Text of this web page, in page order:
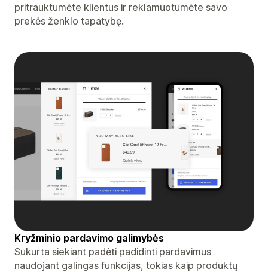
pritrauktumėte klientus ir reklamuotumėte savo
prekės ženklo tapatybę.
Kryžminio pardavimo galimybės
Sukurta siekiant padėti padidinti pardavimus
naudojant galingas funkcijas, tokias kaip produktų